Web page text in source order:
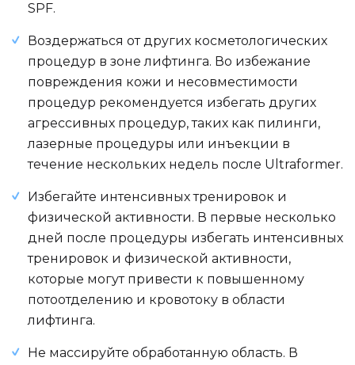
SPF.
Воздержаться от других косметологических
процедур в зоне лифтинга. Во избежание
повреждения кожи и несовместимости
процедур рекомендуется избегать других
агрессивных процедур, таких как пилинги,
лазерные процедуры или инъекции в
течение нескольких недель после Ultraformer.
Избегайте интенсивных тренировок и
физической активности. В первые несколько
дней после процедуры избегать интенсивных
тренировок и физической активности,
которые могут привести к повышенному
потоотделению и кровотоку в области
лифтинга.
Не массируйте обработанную область. В